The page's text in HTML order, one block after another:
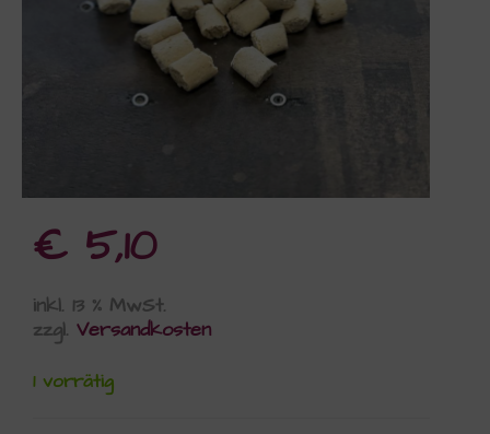
€ 5,10
inkl. 13 % MwSt.
zzgl. Versandkosten
1 vorrätig